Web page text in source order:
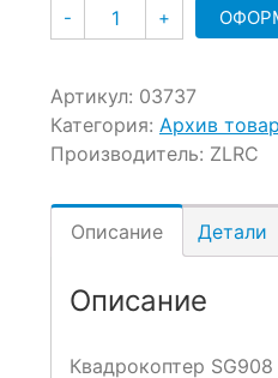
- Количество
+
Артикул: 03737
Категория: Архив
Производитель: ZLRC
Описание Детали
Описание
Квадрокоптер SG908